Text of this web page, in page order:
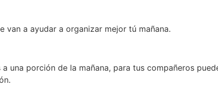
van a ayudar a organizar mejor tú mañana.
una porción de la mañana, para tus compañeros